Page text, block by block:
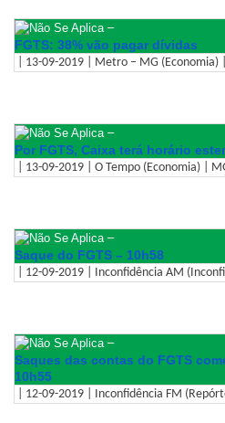
–
FGTS: 38% vão pagar dívidas
| 13-09-2019 | Metro – MG (Economia)
–
Por FGTS, Caixa terá horário
| 13-09-2019 | O Tempo (Economia) |
–
Saque do FGTS – 10h58
| 12-09-2019 | Inconfidência AM
–
Saques das contas do FGTS
10h55
| 12-09-2019 | Inconfidência FM